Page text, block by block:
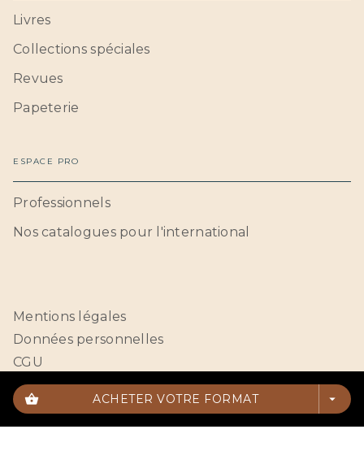
shopping_basket ACHETER VOTRE FORMAT arrow_drop_down
Livres
Collections spéciales
Revues
Papeterie
ESPACE PRO
Professionnels
Nos catalogues pour l'international
Mentions légales
Données personnelles
CGU
Paramétrer vos cookies